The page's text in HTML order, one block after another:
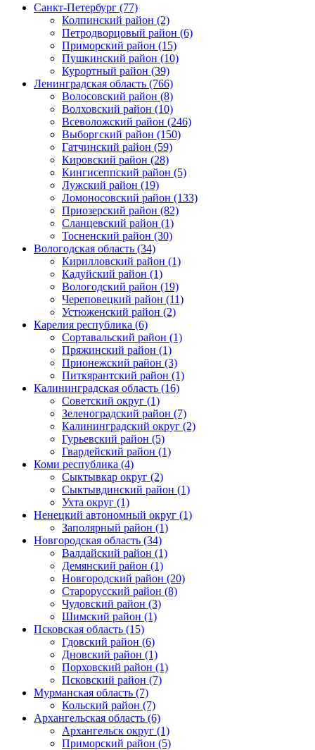
Санкт-Петербург (77)
Колпинский район (2)
Петродворцовый район (6)
Приморский район (15)
Пушкинский район (10)
Курортный район (39)
Ленинградская область (766)
Волосовский район (8)
Волховский район (10)
Всеволожский район (246)
Выборгский район (150)
Гатчинский район (59)
Кировский район (28)
Кингисеппский район (5)
Лужский район (19)
Ломоносовский район (133)
Приозерский район (82)
Сланцевский район (1)
Тосненский район (30)
Вологодская область (34)
Кирилловский район (1)
Кадуйский район (1)
Вологодский район (19)
Череповецкий район (11)
Устюженский район (2)
Карелия республика (6)
Сортавальский район (1)
Пряжинский район (1)
Прионежский район (3)
Питкярантский район (1)
Калининградская область (16)
Советский округ (1)
Зеленоградский район (7)
Калининградский округ (2)
Гурьевский район (5)
Гвардейский район (1)
Коми республика (4)
Сыктывкар округ (2)
Сыктывдинский район (1)
Ухта округ (1)
Ненецкий автономный округ (1)
Заполярный район (1)
Новгородская область (34)
Валдайский район (1)
Демянский район (1)
Новгородский район (20)
Старорусский район (8)
Чудовский район (3)
Шимский район (1)
Псковская область (15)
Гдовский район (6)
Дновский район (1)
Порховский район (1)
Псковский район (7)
Мурманская область (7)
Кольский район (7)
Архангельская область (6)
Архангельск округ (1)
Приморский район (5)